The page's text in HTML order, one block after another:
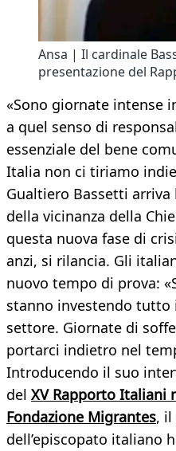
Ansa | Il cardinale
presentazione del
«Sono giornate intense
a quel senso di
essenziale del bene
Italia non ci tiriamo
Gualtiero Bassetti arriva
della vicinanza della
questa nuova fase di
anzi, si rilancia. Gli
nuovo tempo di prova:
stanno investendo tutto
settore. Giornate di
portarci indietro nel
Introducendo il suo
del XV Rapporto Italiani
Fondazione Migrantes, il
dell’episcopato italiano